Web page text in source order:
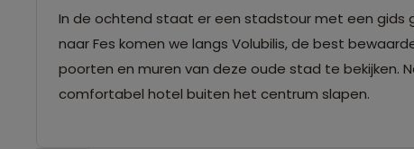
In de ochtend staat er een stadstour met een gids
naar Fes komen we langs Volubilis, de best
poorten en muren van deze oude stad te bekijken.
comfortabel hotel buiten het centrum slapen.